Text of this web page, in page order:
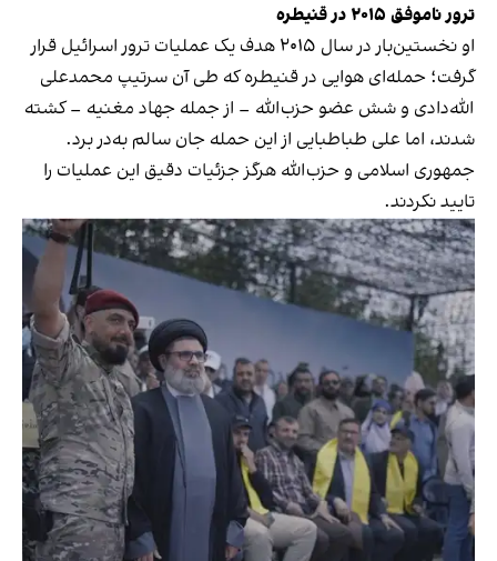
ترور ناموفق ۲۰۱۵ در قنیطره
او نخستین‌بار در سال ۲۰۱۵ هدف یک عملیات ترور اسرائیل قرار
گرفت؛ حمله‌ای هوایی در قنیطره که طی آن سرتیپ محمدعلی
الله‌دادی و شش عضو حزب‌الله – از جمله جهاد مغنیه – کشته
شدند، اما علی طباطبایی از این حمله جان سالم به‌در برد.
جمهوری اسلامی و حزب‌الله هرگز جزئیات دقیق این عملیات را
تایید نکردند.